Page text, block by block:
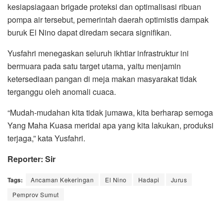
kesiapsiagaan brigade proteksi dan optimalisasi ribuan
pompa air tersebut, pemerintah daerah optimistis dampak
buruk El Nino dapat diredam secara signifikan.
Yusfahri menegaskan seluruh ikhtiar infrastruktur ini
bermuara pada satu target utama, yaitu menjamin
ketersediaan pangan di meja makan masyarakat tidak
terganggu oleh anomali cuaca.
“Mudah-mudahan kita tidak jumawa, kita berharap semoga
Yang Maha Kuasa meridai apa yang kita lakukan, produksi
terjaga,” kata Yusfahri.
Reporter: Sir
Tags: Ancaman Kekeringan El Nino Hadapi
Jurus
Pemprov Sumut